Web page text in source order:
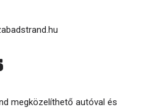
megközelíthető autóval és